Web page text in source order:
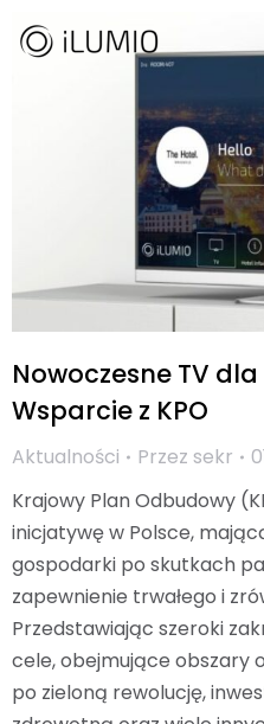
Nowoczesne TV
Wsparcie z KPO
Aktualności Przez sekr
Krajowy Plan Odbudowy
inicjatywę w Polsce,
gospodarki po skutkach
zapewnienie trwałego i
Przedstawiając szeroki
cele, obejmujące obszary
po zieloną rewolucję,